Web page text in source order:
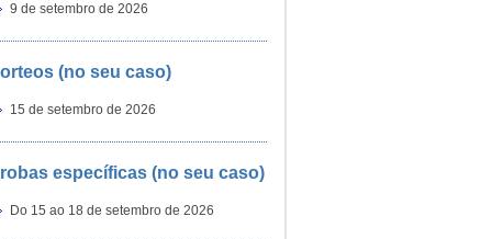
9 de setembro de 2026
(no seu caso)
15 de setembro de 2026
específicas (no seu caso)
Do 15 ao 18 de setembro de 2026